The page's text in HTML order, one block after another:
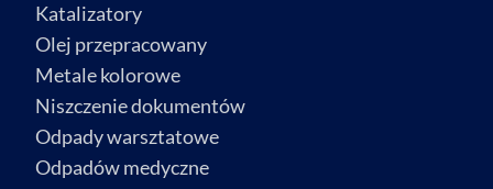
Katalizatory
Olej przepracowany
Metale kolorowe
Niszczenie dokumentów
Odpady warsztatowe
Odpadów medyczne